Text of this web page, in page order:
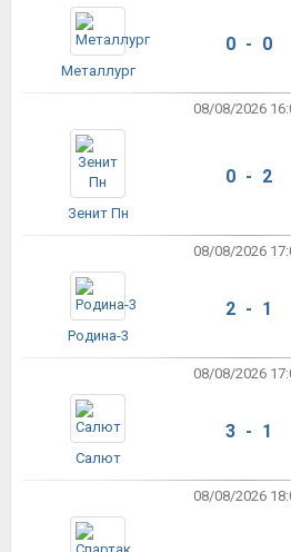
Металлург
0 - 0
08/08/2026
Зенит Пн
0 - 2
08/08/2026
Родина-3
2 - 1
08/08/2026
Салют
3 - 1
08/08/2026